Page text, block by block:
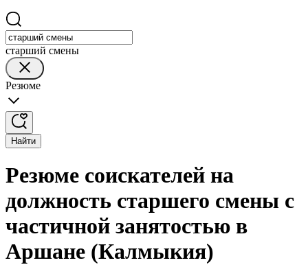
старший смены
Резюме
Найти
Резюме соискателей на
должность старшего смены с
частичной занятостью в
Аршане (Калмыкия)